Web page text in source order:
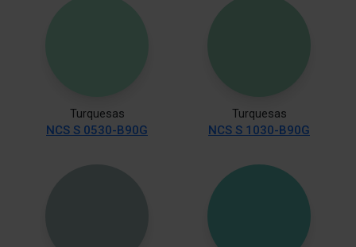
Turquesas
NCS S 0530-B90G
Turquesas
NCS S 1030-B90G